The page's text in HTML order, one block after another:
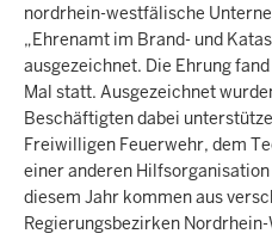
nordrhein-westfälische
„Ehrenamt im Brand- und
ausgezeichnet. Die Ehrung
Mal statt. Ausgezeichnet
Beschäftigten dabei
Freiwilligen Feuerwehr, dem
einer anderen
diesem Jahr kommen aus
Regierungsbezirken